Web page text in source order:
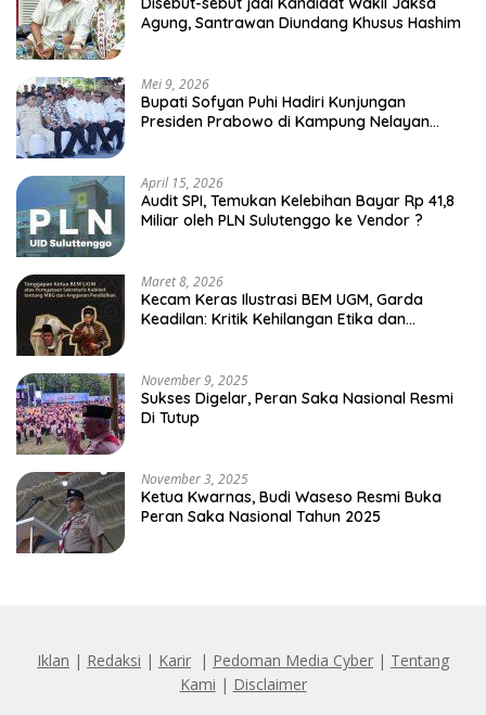
Agung, Santrawan Diundang Khusus Hashim
Mei 9, 2026
Bupati Sofyan Puhi Hadiri Kunjungan
Presiden Prabowo di Kampung Nelayan
April 15, 2026
Audit SPI, Temukan Kelebihan Bayar Rp 41,8
Miliar oleh PLN Sulutenggo ke Vendor ?
Maret 8, 2026
Kecam Keras Ilustrasi BEM UGM, Garda
Keadilan: Kritik Kehilangan Etika dan
November 9, 2025
Sukses Digelar, Peran Saka Nasional Resmi
Di Tutup
November 3, 2025
Ketua Kwarnas, Budi Waseso Resmi Buka
Peran Saka Nasional Tahun 2025
Iklan | Redaksi | Karir | Pedoman Media Cyber | Tentang
Kami | Disclaimer